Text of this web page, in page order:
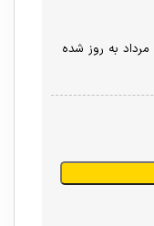
قیمت محصولات سایت امروز ،شنبه ۱۷ مرداد به روز شده